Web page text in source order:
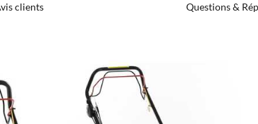
clients Questions &